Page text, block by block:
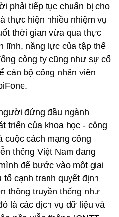
phải tiếp tục chuẩn bị cho
thực hiện nhiều nhiệm vụ
thời gian vừa qua thực
lĩnh, năng lực của tập thể
công ty cũng như sự cố
cán bộ công nhân viên
đứng đầu ngành
triển của khoa học - công
cuộc cách mạng công
thông Việt Nam đang
để bước vào một giai
cạnh tranh quyết định
thông truyền thống như
là các dịch vụ dữ liệu và